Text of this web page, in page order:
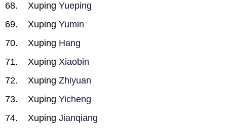
Xuping Yueping
Xuping Yumin
Xuping Hang
Xuping Xiaobin
Xuping Zhiyuan
Xuping Yicheng
Xuping Jianqiang